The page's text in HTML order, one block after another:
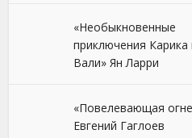
«Необыкновенные
приключения Карика
Вали» Ян Ларри
«Повелевающая
Евгений Гаглоев